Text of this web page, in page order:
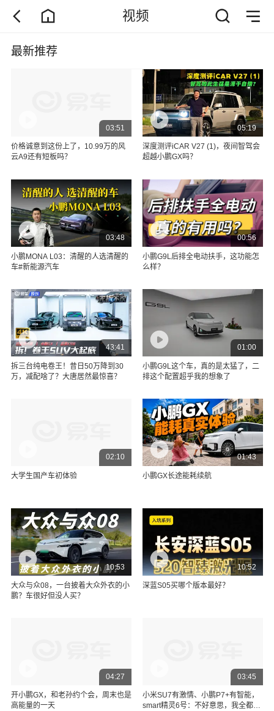
视频
最新推荐
03:51
价格诚意到这份上了，10.99万的风
云A9还有短板吗？
05:19
深度测评iCAR V27 (1)，夜间智驾会
超越小鹏GX吗？
03:48
小鹏MONA L03：清醒的人选清醒的
车#新能源汽车
00:56
小鹏G9L后排全电动扶手，这功能怎
么样？
43:41
拆三台纯电卷王！昔日50万降到30
万，减配啥了？大唐居然最惊喜？
01:00
小鹏G9L这个车，真的是太猛了，二
排这个配置超乎我的想象了
02:10
大学生国产车初体验
01:43
小鹏GX长途能耗续航
10:53
大众与众08，一台披着大众外衣的小
鹏？车很好但没人买？
10:52
深蓝S05买哪个版本最好？
04:27
开小鹏GX，和老孙约个会，周末也是
高能量的一天
03:45
小米SU7有激情、小鹏P7+有智能，
smart精灵6号：不好意思，我全都